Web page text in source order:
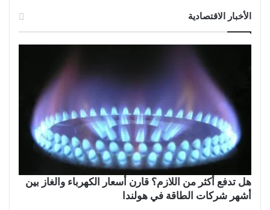
الأخبار الاقتصادية
هل تدفع أكثر من اللازم؟ قارن أسعار الكهرباء والغاز بين
أشهر شركات الطاقة في هولندا